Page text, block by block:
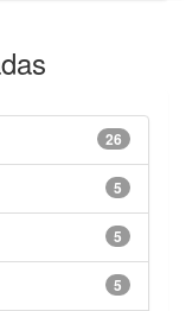
26
5
5
5